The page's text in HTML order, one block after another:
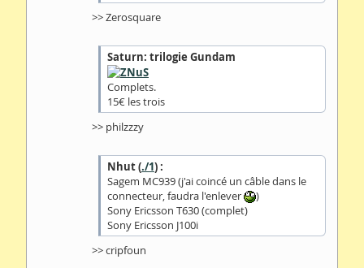
>> Zerosquare
Saturn: trilogie Gundam
Complets.
15€ les trois
>> philzzzy
Nhut (./1) :
Sagem MC939 (j'ai coincé un câble dans le
connecteur, faudra l'enlever
)
Sony Ericsson T630 (complet)
Sony Ericsson J100i
>> cripfoun